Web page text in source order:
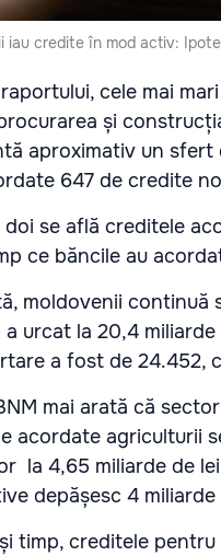
iau credite în mod activ:
cele mai
și
aproximativ un
647 de credite
doi se află creditele
ce băncile au
moldovenii continuă
a urcat la 20,4
a fost de 24.452,
mai arată că
acordate agriculturii
la 4,65 miliarde de
depășesc 4
timp, creditele